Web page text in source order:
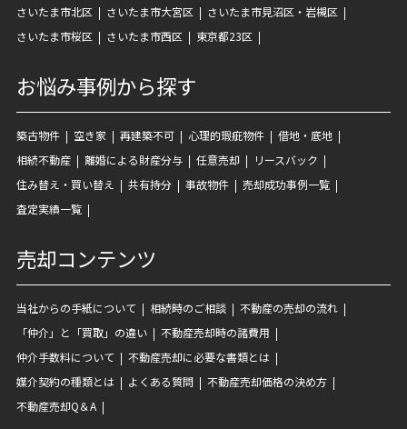
さいたま市北区
さいたま市大宮区
さいたま市見沼区・岩槻区
さいたま市桜区
さいたま市西区 東京都23区
お悩み事例から探す
築古物件 空き家 再建築不可 心理的瑕疵物件
借地・底地
相続不動産
離婚による財産分与 任意売却
リースバック
住み替え・買い替え
共有持分 事故物件
売却成功事例一覧
査定実績一覧
売却コンテンツ
当社からの手紙について 相続時のご相談
不動産の売却の流れ
「仲介」と「買取」の違い
不動産売却時の諸費用
仲介手数料について
不動産売却に必要な書類とは
媒介契約の種類とは
よくある質問
不動産売却価格の決め方
不動産売却Q＆A